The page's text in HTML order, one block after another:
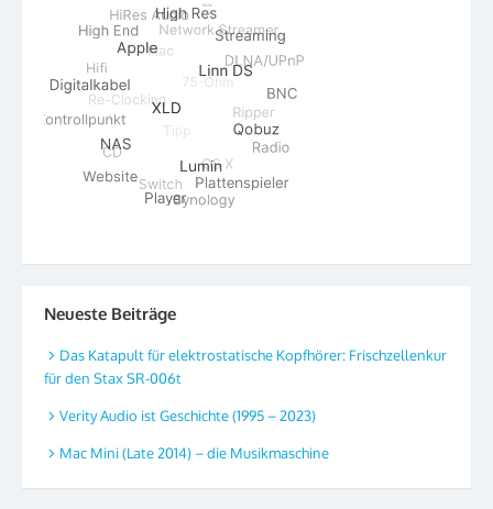
Neueste Beiträge
Das Katapult für elektrostatische Kopfhörer: Frischzellenkur
für den Stax SR-006t
Verity Audio ist Geschichte (1995 – 2023)
Mac Mini (Late 2014) – die Musikmaschine